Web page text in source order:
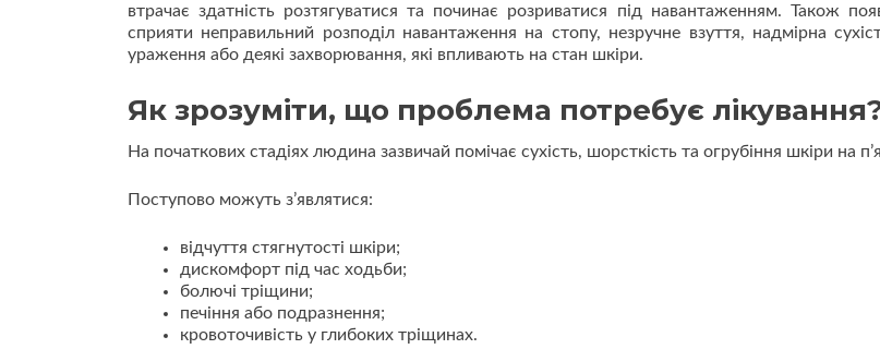
втрачає здатність розтягуватися та починає розриватися під навантаженням. Також
сприяти неправильний розподіл навантаження на стопу, незручне взуття, надмірна
ураження або деякі захворювання, які впливають на стан шкіри.
Як зрозуміти, що проблема потребує
На початкових стадіях людина зазвичай помічає сухість, шорсткість та огрубіння шкіри на
Поступово можуть з’являтися:
відчуття стягнутості шкіри;
дискомфорт під час ходьби;
болючі тріщини;
печіння або подразнення;
кровоточивість у глибоких тріщинах.